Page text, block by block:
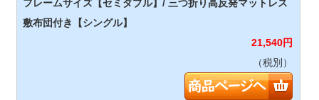
21,540円
（税別）